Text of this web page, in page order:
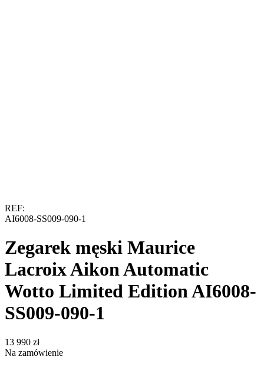
REF:
AI6008-SS009-090-1
Zegarek męski Maurice
Lacroix Aikon Automatic
Wotto Limited Edition AI6008-
SS009-090-1
‍13 990‍ zł
Na zamówienie